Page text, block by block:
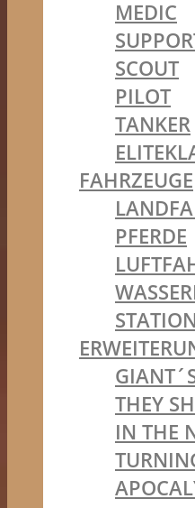
MEDIC
SCOUT
PILOT
TANKER
FAHRZEUGE
PFERDE
THEY
IN THE